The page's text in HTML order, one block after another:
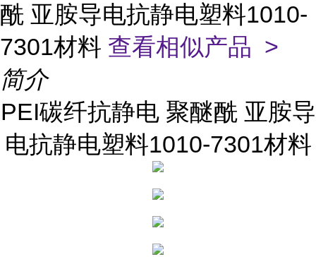
酰 亚胺导电抗静电塑料1010-
7301材料 查看相似产品 >
简介
PEI碳纤抗静电 聚醚酰 亚胺导
电抗静电塑料1010-7301材料